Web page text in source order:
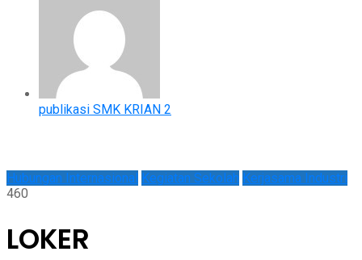
publikasi SMK KRIAN 2
Hubungan Internasional Kegiatan Sekolah Kerjasama Industri
460
LOKER